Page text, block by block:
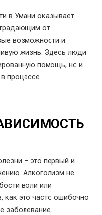
в Умани оказывает
от
возможности и
жизнь. Здесь люди
помощь, но и
процессе
– это первый и
Алкоголизм не
воли или
как это часто ошибочно
заболевание,